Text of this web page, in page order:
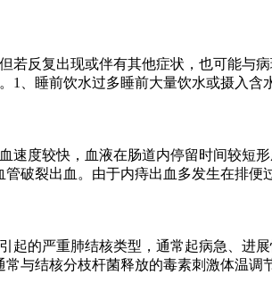
若反复出现或伴有其他症状，也可能与
1、睡前饮水过多睡前大量饮水或摄入含
速度较快，血液在肠道内停留时间较短
破裂出血。由于内痔出血多发生在排便
的严重肺结核类型，通常起病急、进展
与结核分枝杆菌释放的毒素刺激体温调